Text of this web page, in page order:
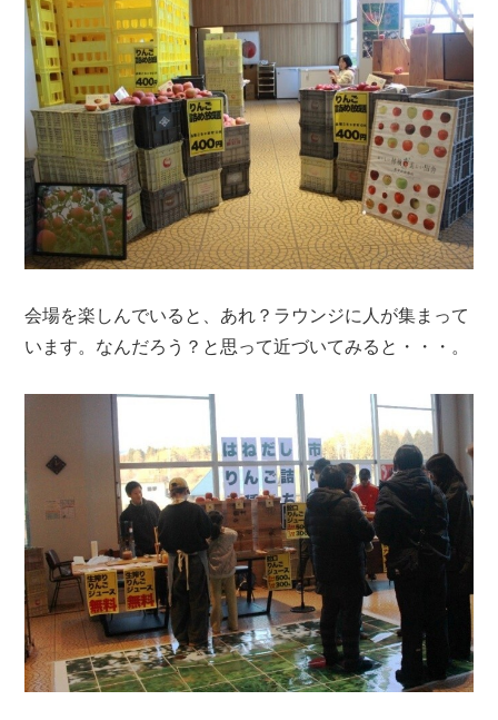
会場を楽しんでいると、あれ？ラウンジに人が集まって
います。なんだろう？と思って近づいてみると・・・。